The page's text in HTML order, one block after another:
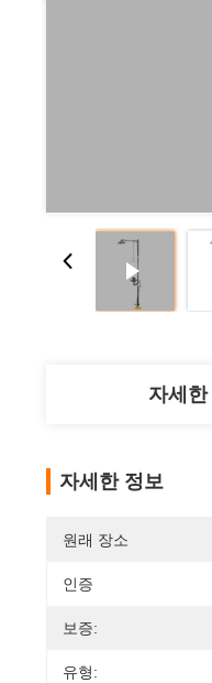
자세
자세한 정보
원래 장소
인증
보증:
유형: